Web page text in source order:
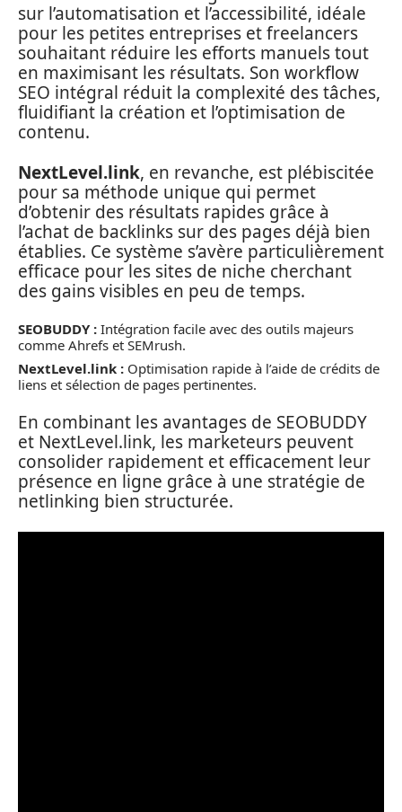
sur l’automatisation et l’accessibilité, idéale
pour les petites entreprises et freelancers
souhaitant réduire les efforts manuels tout
en maximisant les résultats. Son workflow
SEO intégral réduit la complexité des tâches,
fluidifiant la création et l’optimisation de
contenu.
NextLevel.link, en revanche, est plébiscitée
pour sa méthode unique qui permet
d’obtenir des résultats rapides grâce à
l’achat de backlinks sur des pages déjà bien
établies. Ce système s’avère particulièrement
efficace pour les sites de niche cherchant
des gains visibles en peu de temps.
SEOBUDDY : Intégration facile avec des outils majeurs
comme Ahrefs et SEMrush.
NextLevel.link : Optimisation rapide à l’aide de crédits de
liens et sélection de pages pertinentes.
En combinant les avantages de SEOBUDDY
et NextLevel.link, les marketeurs peuvent
consolider rapidement et efficacement leur
présence en ligne grâce à une stratégie de
netlinking bien structurée.